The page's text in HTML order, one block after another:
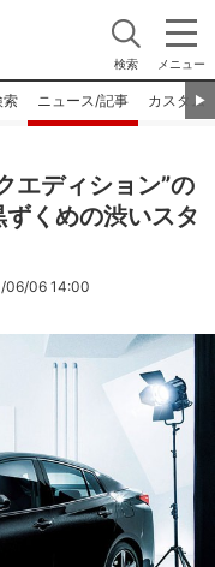
検索 メニュー
▶︎
索 ニュース/記事 カスタム
エディション”の
くめの渋いスタ
06/06 14:00